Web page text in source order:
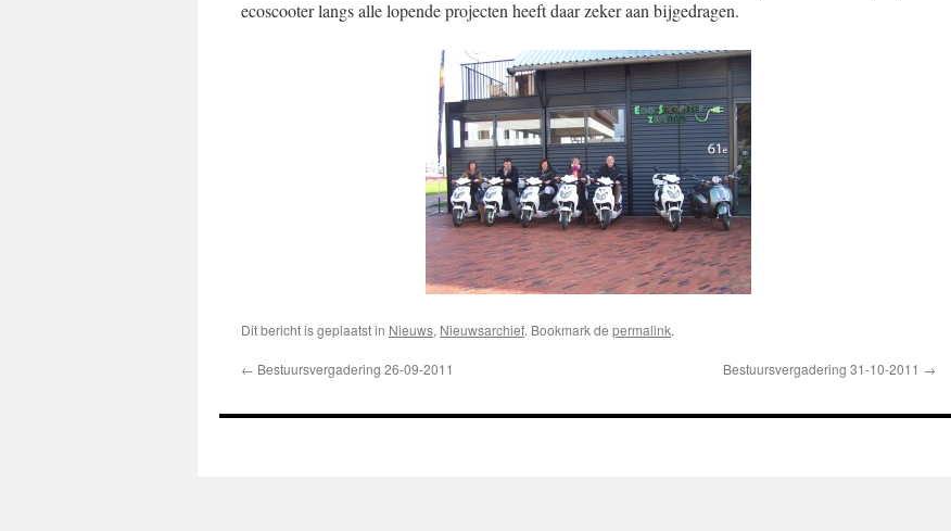
ecoscooter langs alle lopende projecten heeft daar zeker aan bijgedragen.
Dit bericht is geplaatst in Nieuws, Nieuwsarchief. Bookmark de permalink.
← Bestuursvergadering 26-09-2011 Bestuursvergadering 31-10-2011 →